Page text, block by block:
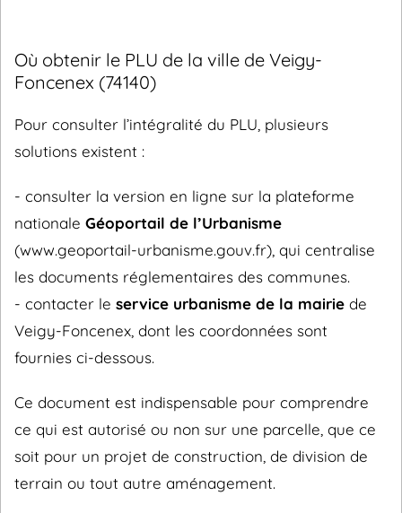
Où obtenir le PLU de la ville de Veigy-
Foncenex (74140)
Pour consulter l’intégralité du PLU, plusieurs
solutions existent :
- consulter la version en ligne sur la plateforme
nationale Géoportail de l’Urbanisme
(www.geoportail-urbanisme.gouv.fr), qui centralise
les documents réglementaires des communes.
- contacter le service urbanisme de la mairie de
Veigy-Foncenex, dont les coordonnées sont
fournies ci-dessous.
Ce document est indispensable pour comprendre
ce qui est autorisé ou non sur une parcelle, que ce
soit pour un projet de construction, de division de
terrain ou tout autre aménagement.